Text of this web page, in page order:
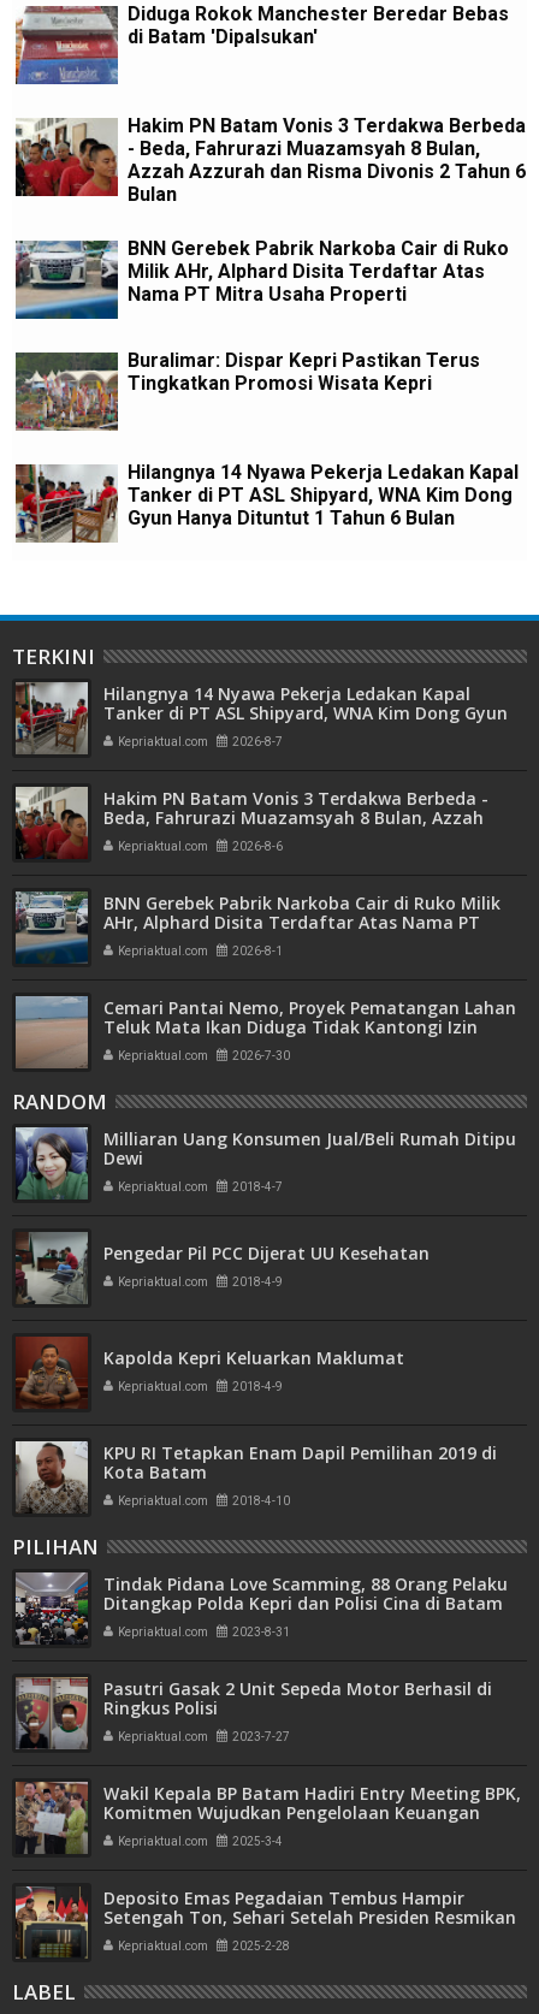
Diduga Rokok Manchester Beredar Bebas
di Batam 'Dipalsukan'
Hakim PN Batam Vonis 3 Terdakwa Berbeda
- Beda, Fahrurazi Muazamsyah 8 Bulan,
Azzah Azzurah dan Risma Divonis 2 Tahun 6
Bulan
BNN Gerebek Pabrik Narkoba Cair di Ruko
Milik AHr, Alphard Disita Terdaftar Atas
Nama PT Mitra Usaha Properti
Buralimar: Dispar Kepri Pastikan Terus
Tingkatkan Promosi Wisata Kepri
Hilangnya 14 Nyawa Pekerja Ledakan Kapal
Tanker di PT ASL Shipyard, WNA Kim Dong
Gyun Hanya Dituntut 1 Tahun 6 Bulan
TERKINI
Hilangnya 14 Nyawa Pekerja Ledakan Kapal
Tanker di PT ASL Shipyard, WNA Kim Dong Gyun
Hanya Dituntut 1 Tahun 6 Bulan
Kepriaktual.com 2026-8-7
Hakim PN Batam Vonis 3 Terdakwa Berbeda -
Beda, Fahrurazi Muazamsyah 8 Bulan, Azzah
Azzurah dan Risma Divonis 2 Tahun 6 Bulan
Kepriaktual.com 2026-8-6
BNN Gerebek Pabrik Narkoba Cair di Ruko Milik
AHr, Alphard Disita Terdaftar Atas Nama PT
Mitra Usaha Properti
Kepriaktual.com 2026-8-1
Cemari Pantai Nemo, Proyek Pematangan Lahan
Teluk Mata Ikan Diduga Tidak Kantongi Izin
Amdal
Kepriaktual.com 2026-7-30
RANDOM
Milliaran Uang Konsumen Jual/Beli Rumah Ditipu
Dewi
Kepriaktual.com 2018-4-7
Pengedar Pil PCC Dijerat UU Kesehatan
Kepriaktual.com 2018-4-9
Kapolda Kepri Keluarkan Maklumat
Kepriaktual.com 2018-4-9
KPU RI Tetapkan Enam Dapil Pemilihan 2019 di
Kota Batam
Kepriaktual.com 2018-4-10
PILIHAN
Tindak Pidana Love Scamming, 88 Orang Pelaku
Ditangkap Polda Kepri dan Polisi Cina di Batam
Kepriaktual.com 2023-8-31
Pasutri Gasak 2 Unit Sepeda Motor Berhasil di
Ringkus Polisi
Kepriaktual.com 2023-7-27
Wakil Kepala BP Batam Hadiri Entry Meeting BPK,
Komitmen Wujudkan Pengelolaan Keuangan
Transparan dan Akuntabel
Kepriaktual.com 2025-3-4
Deposito Emas Pegadaian Tembus Hampir
Setengah Ton, Sehari Setelah Presiden Resmikan
Bank Emas
Kepriaktual.com 2025-2-28
LABEL